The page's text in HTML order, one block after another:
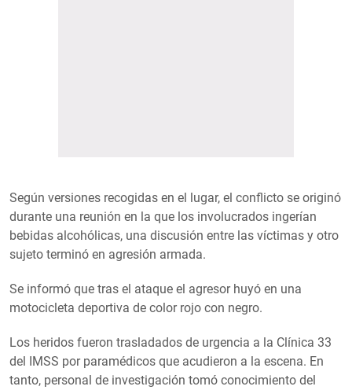
Según versiones recogidas en el lugar, el conflicto se originó
durante una reunión en la que los involucrados ingerían
bebidas alcohólicas, una discusión entre las víctimas y otro
sujeto terminó en agresión armada.
Se informó que tras el ataque el agresor huyó en una
motocicleta deportiva de color rojo con negro.
Los heridos fueron trasladados de urgencia a la Clínica 33
del IMSS por paramédicos que acudieron a la escena. En
tanto, personal de investigación tomó conocimiento del